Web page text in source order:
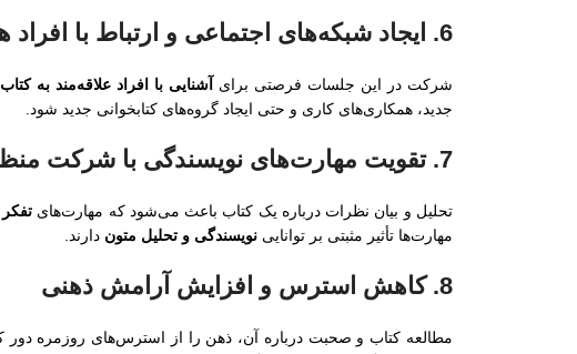
6. ایجاد شبکه‌های اجتماعی و ارتباط با افراد هم‌فکر
شرکت در این جلسات فرصتی برای آشنایی با افراد علاقه‌مند به
جدید، همکاری‌های کاری و حتی ایجاد گروه‌های کتابخوانی جدید شود.
7. تقویت مهارت‌های نویسندگی با شرکت منظم در گروه‌های کتابخوانی مشهد
تحلیل و بیان نظرات درباره یک کتاب باعث می‌شود که مهارت‌های تفکر
مهارت‌ها تأثیر مثبتی بر توانایی نویسندگی و تحلیل متون دارند.
8. کاهش استرس و افزایش آرامش ذهنی
مطالعه کتاب و صحبت درباره آن، ذهن را از استرس‌های روزمره دور